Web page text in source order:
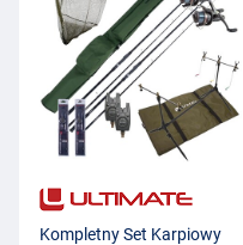
Kompletny Set Karpiowy